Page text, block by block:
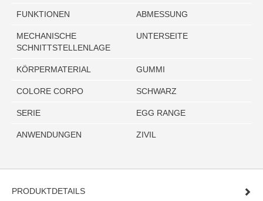
FUNKTIONEN ABMESSUNG
MECHANISCHE
SCHNITTSTELLENLAGE
UNTERSEITE
KÖRPERMATERIAL GUMMI
COLORE CORPO SCHWARZ
SERIE EGG RANGE
ANWENDUNGEN ZIVIL
PRODUKTDETAILS